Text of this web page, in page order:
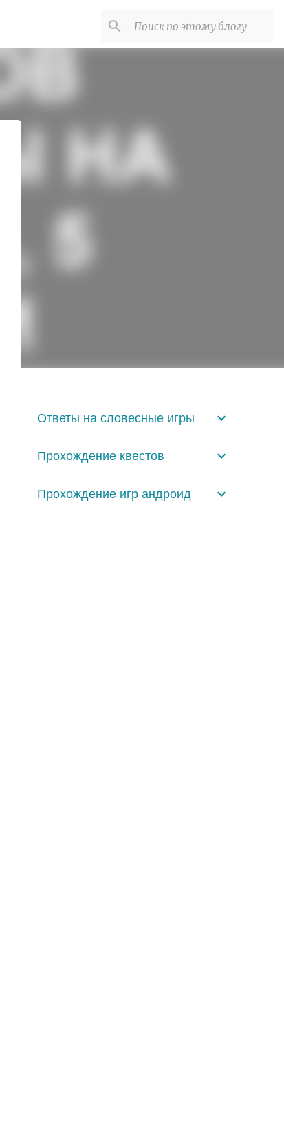
Ответы на словесные игры
Прохождение квестов
Прохождение игр андроид